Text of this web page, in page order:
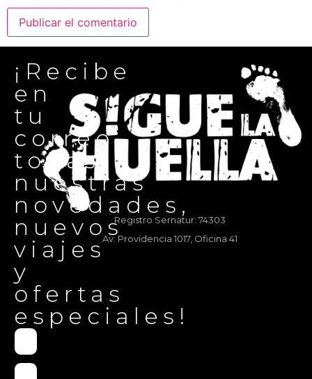
¡Recibe
en
tu
correo
todas
nuestras
novedades,
nuevos
viajes
y
ofertas
especiales!
Registro Sernatur: 74303
Av. Providencia 1017, Oficina 41